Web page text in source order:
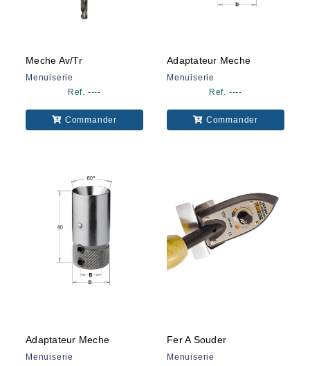
Meche Av/tr
Menuiserie
Ref. ----
Commander
Adaptateur Meche
Menuiserie
Ref. ----
Commander
Adaptateur Meche
Menuiserie
Fer A Souder
Menuiserie